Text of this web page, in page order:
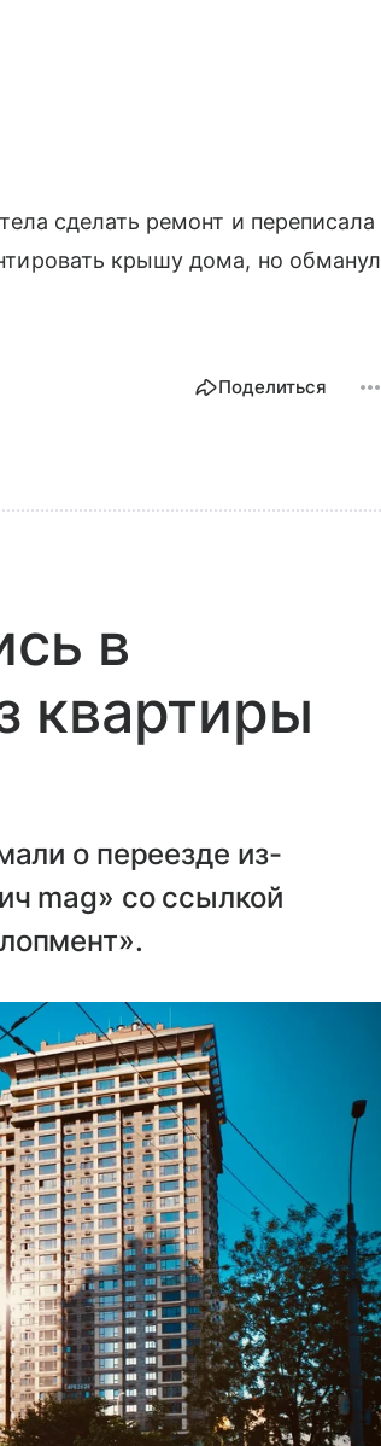
сделать ремонт и переписала
крышу дома, но обманул
Поделиться
в
квартиры
о переезде из-
mag» со ссылкой